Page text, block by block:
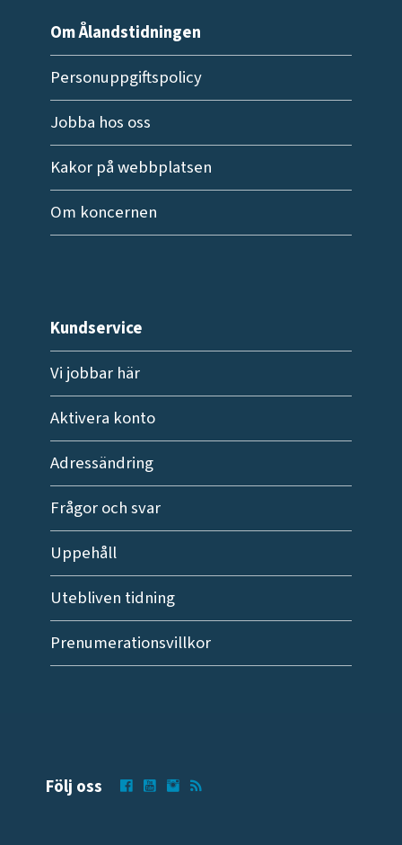
Om Ålandstidningen
Personuppgiftspolicy
Jobba hos oss
Kakor på webbplatsen
Om koncernen
Kundservice
Vi jobbar här
Aktivera konto
Adressändring
Frågor och svar
Uppehåll
Utebliven tidning
Prenumerationsvillkor
Följ oss